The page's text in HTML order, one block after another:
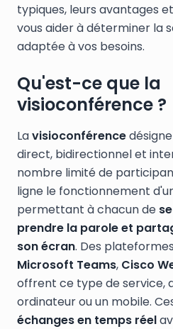
typiques, leurs avantages
vous aider à déterminer la
adaptée à vos besoins.
Qu'est-ce que la
visioconférence ?
Lavisioconférence
direct, bidirectionnel et
nombre limité de
ligne le fonctionnement
permettant à chacun de
prendre la parole et
son écran. Des
Microsoft Teams, Cisco
offrent ce type de service,
ordinateur ou un mobile.
échanges en temps réel